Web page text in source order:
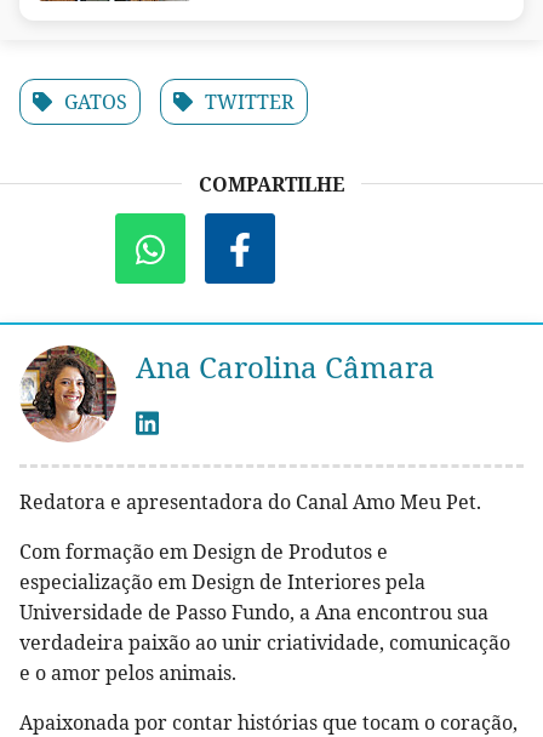
GATOS TWITTER
COMPARTILHE
Ana Carolina Câmara
Redatora e apresentadora do Canal Amo Meu Pet.
Com formação em Design de Produtos e
especialização em Design de Interiores pela
Universidade de Passo Fundo, a Ana encontrou sua
verdadeira paixão ao unir criatividade, comunicação
e o amor pelos animais.
Apaixonada por contar histórias que tocam o coração,